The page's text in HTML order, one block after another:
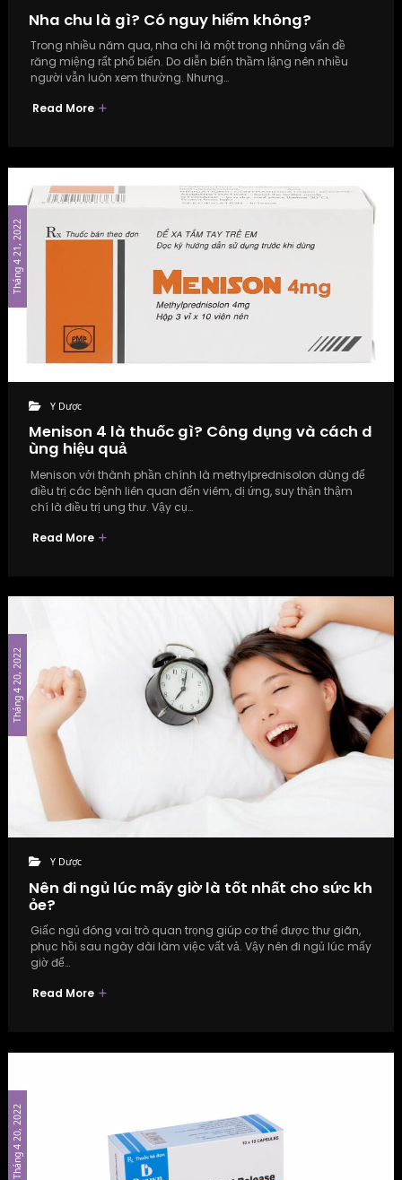
Nha chu là gì? Có nguy hiểm không?
Trong nhiều năm qua, nha chi là một trong những vấn đề
răng miệng rất phổ biến. Do diễn biến thầm lặng nên nhiều
người vẫn luôn xem thường. Nhưng…
Read More
Tháng 4 21, 2022
Y Dược
Menison 4 là thuốc gì? Công dụng và cách d
ùng hiệu quả
Menison với thành phần chính là methylprednisolon dùng để
điều trị các bệnh liên quan đến viêm, dị ứng, suy thận thậm
chí là điều trị ung thư. Vậy cụ…
Read More
Tháng 4 20, 2022
Y Dược
Nên đi ngủ lúc mấy giờ là tốt nhất cho sức kh
ỏe?
Giấc ngủ đóng vai trò quan trọng giúp cơ thể được thư giãn,
phục hồi sau ngày dài làm việc vất vả. Vậy nên đi ngủ lúc mấy
giờ để…
Read More
Tháng 4 20, 2022